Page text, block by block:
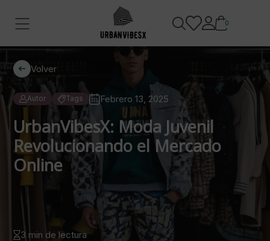
0
Volver
Autor Tags Febrero 13, 2025
UrbanVibesX: Moda Juvenil
Revolucionando el Mercado
Online
3 min de lectura